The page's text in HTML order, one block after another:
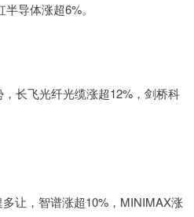
导体涨超6%。
长飞光纤光缆涨超12%，剑桥科
让，智谱涨超10%，MINIMAX涨